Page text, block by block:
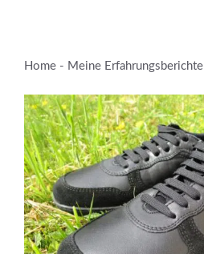
springen
Home - Meine Erfahrungsberichte